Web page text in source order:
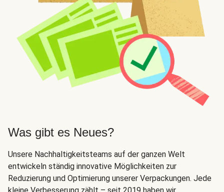
Was gibt es Neues?
Unsere Nachhaltigkeitsteams auf der ganzen Welt
entwickeln ständig innovative Möglichkeiten zur
Reduzierung und Optimierung unserer Verpackungen. Jede